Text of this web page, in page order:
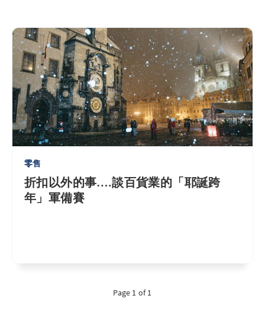
零售
折扣以外的事….談百貨業的「耶誕跨
年」軍備賽
Page 1 of 1